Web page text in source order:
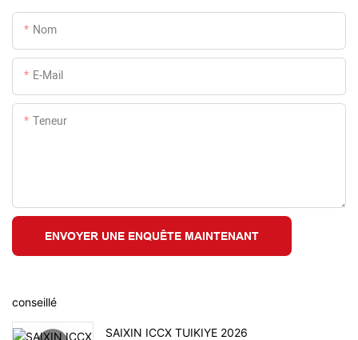
Nom
E-Mail
Teneur
ENVOYER UNE ENQUÊTE MAINTENANT
conseillé
SAIXIN ICCX TUIKIYE 2026